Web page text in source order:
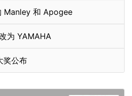
Manley 和 Apogee
为 YAMAHA
奖公布